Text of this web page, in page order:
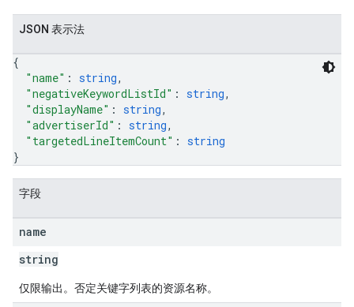
JSON 表示法
{
"name" : string,
"negativeKeywordListId" : string,
"displayName" : string,
"advertiserId" : string,
"targetedLineItemCount" : string
}
字段
name
string
仅限输出。否定关键字列表的资源名称。